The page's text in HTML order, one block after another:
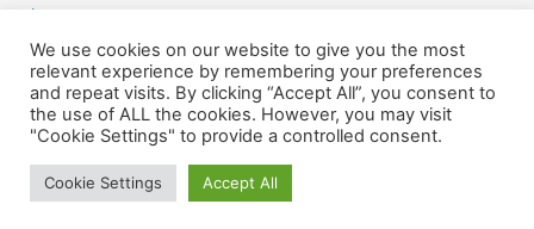
dow
slim
aure
light
We use cookies on our website to give you the most
relevant experience by remembering your preferences
and repeat visits. By clicking “Accept All”, you consent to
the use of ALL the cookies. However, you may visit
"Cookie Settings" to provide a controlled consent.
Cookie Settings Accept All